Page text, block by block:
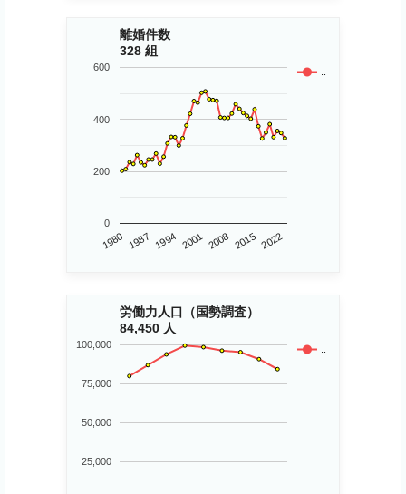
離婚件数
328 組
1980 1987 1994 2001 2008 2015 2022
0
200
400
600
労働力人口（国勢調査）
84,450 人
25,000
50,000
75,000
100,000